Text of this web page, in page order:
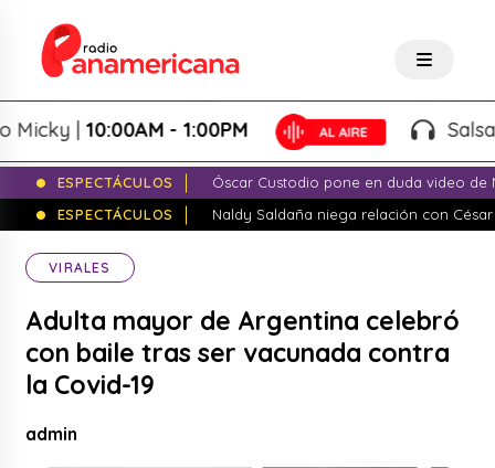
|10:00AM - 1:00PM Salsa de
ESPECTÁCULOS
Óscar Custodio pone en duda video de
ESPECTÁCULOS
Naldy Saldaña niega relación con
VIRALES
Adulta mayor de Argentina celebró
con baile tras ser vacunada contra
la Covid-19
admin